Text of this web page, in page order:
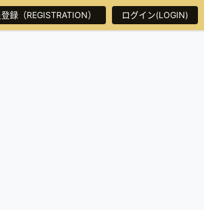
録（REGISTRATION） ログイン(LOGIN)